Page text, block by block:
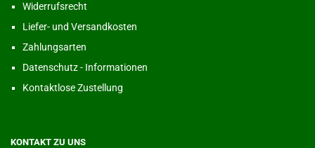
Widerrufsrecht
Liefer- und Versandkosten
Zahlungsarten
Datenschutz - Informationen
Kontaktlose Zustellung
KONTAKT ZU UNS